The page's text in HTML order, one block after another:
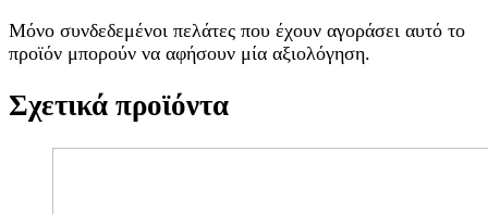
Μόνο συνδεδεμένοι πελάτες που έχουν αγοράσει αυτό το
προϊόν μπορούν να αφήσουν μία αξιολόγηση.
Σχετικά προϊόντα